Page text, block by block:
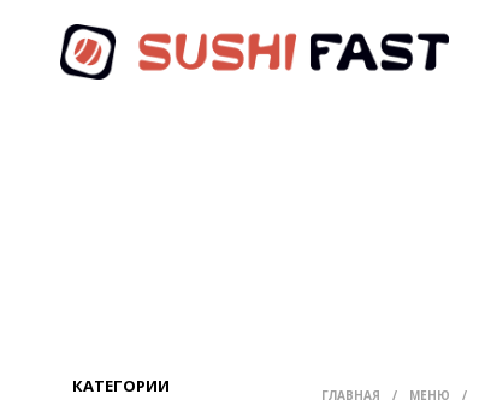
КАТЕГОРИИ ГЛАВНАЯ / МЕНЮ /